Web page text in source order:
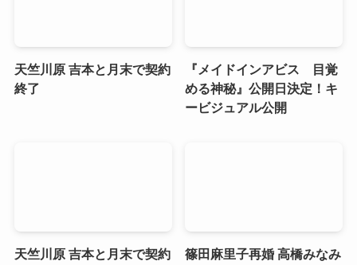
天竺川原 吉本と月末で契約
終了
『メイドインアビス 目覚
める神秘』公開日決定！キ
ービジュアル公開
天竺川原 吉本と月末で契約
篠田麻里子再婚 高橋みなみ